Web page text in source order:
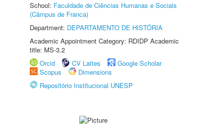
School: Faculdade de Ciências Humanas e Sociais
(Câmpus de Franca)
Department: DEPARTAMENTO DE HISTÓRIA
Academic Appointment Category: RDIDP Academic
title: MS-3.2
Orcid
CV Lattes
Google Scholar
Scopus
Dimensions
Repositório Institucional UNESP